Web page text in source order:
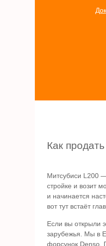
Как
Митсубиси L200
стройке и возит
и начинается
вот тут встаёт
Если вы открыли
зарубежья. Мы в
форсунок Denso.